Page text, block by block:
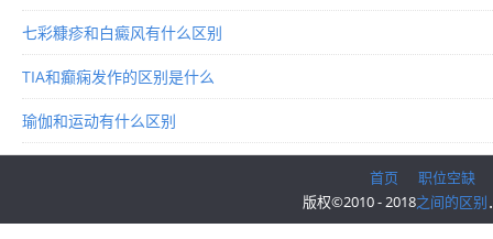
七彩糠疹和白癜风有什么区别
TIA和癫痫发作的区别是什么
瑜伽和运动有什么区别
首页
职位空缺
版权©2010 - 2018之间的区别